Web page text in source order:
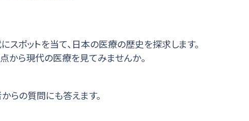
ポットを当て、日本の医療の歴史を探求します。
ら現代の医療を見てみませんか。
らの質問にも答えます。